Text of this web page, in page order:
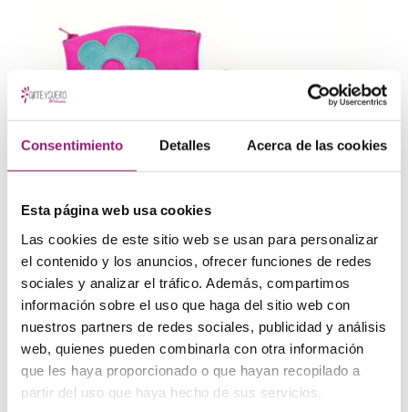
Consentimiento Detalles Acerca de las cookies
Esta página web usa cookies
Las cookies de este sitio web se usan para personalizar
el contenido y los anuncios, ofrecer funciones de redes
sociales y analizar el tráfico. Además, compartimos
información sobre el uso que haga del sitio web con
nuestros partners de redes sociales, publicidad y análisis
web, quienes pueden combinarla con otra información
que les haya proporcionado o que hayan recopilado a
partir del uso que haya hecho de sus servicios.
Portamonedas de piel con cremallera y anilla para
llaves
Valorado con
de 5
11,00€